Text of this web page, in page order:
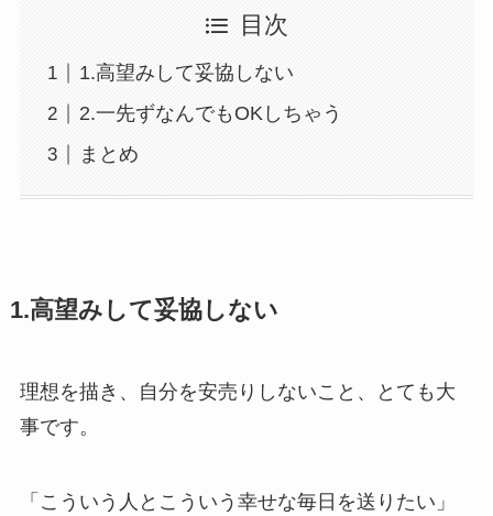
目次
1.高望みして妥協しない
2.一先ずなんでもOKしちゃう
まとめ
1.高望みして妥協しない
理想を描き、自分を安売りしないこと、とても大
事です。
「こういう人とこういう幸せな毎日を送りたい」